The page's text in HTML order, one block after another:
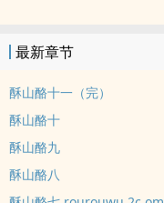
最新章节
酥山酪十一（完）
酥山酪十
酥山酪九
酥山酪八